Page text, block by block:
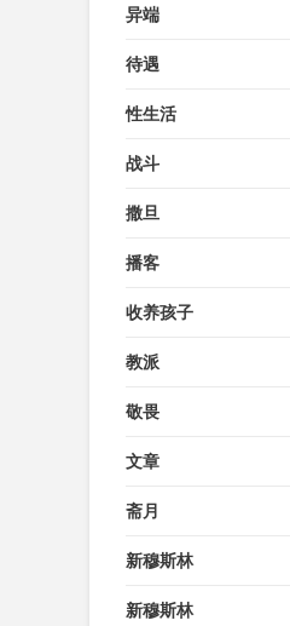
异端
待遇
性生活
战斗
撒旦
播客
收养孩子
教派
敬畏
文章
斋月
新穆斯林
新穆斯林